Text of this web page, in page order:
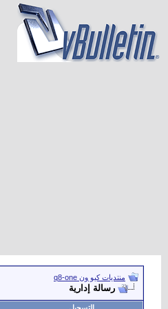
منتديات كيو ون q8-one
رسالة إدارية